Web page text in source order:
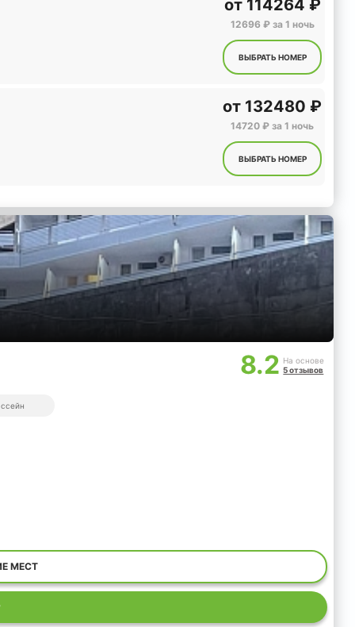
от114264 ₽
12696 ₽ за 1 ночь
ВЫБРАТЬ НОМЕР
от 132480 ₽
14720 ₽ за 1 ночь
ВЫБРАТЬ НОМЕР
8.2 На основе
5 отзывов
МЕСТ